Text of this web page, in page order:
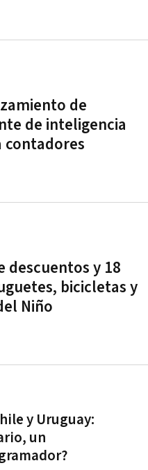
de
de inteligencia
contadores
descuentos y 18
bicicletas y
Niño
y Uruguay:
un